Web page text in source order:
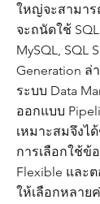
ใหญ่จะสามาร
จะถนัดใช้
MySQL, SQL
Generation
ระบบ Data
ออกแบบ
เหมาะสมจึงไ
การเลือกใช้ข้
Flexible และต
ให้เลือกหลาย